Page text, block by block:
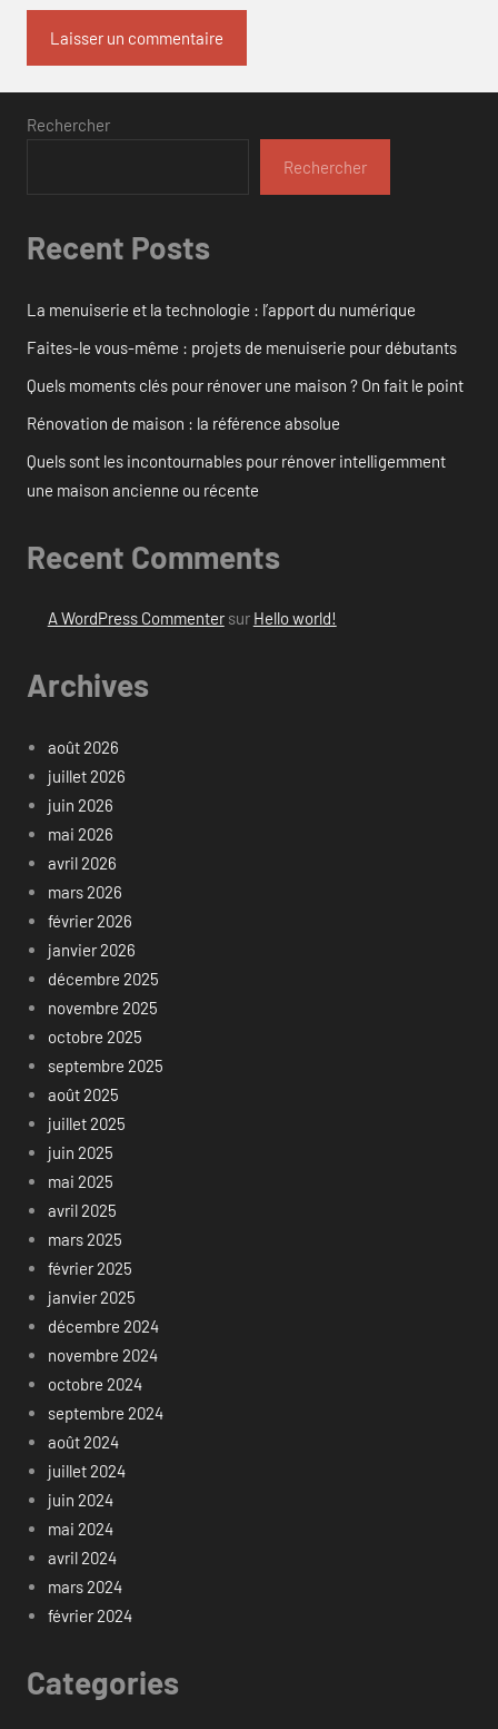
Rechercher
Rechercher
Recent Posts
La menuiserie et la technologie : l’apport du numérique
Faites-le vous-même : projets de menuiserie pour débutants
Quels moments clés pour rénover une maison ? On fait le point
Rénovation de maison : la référence absolue
Quels sont les incontournables pour rénover intelligemment
une maison ancienne ou récente
Recent Comments
A WordPress Commentersur Hello world!
Archives
août 2026
juillet 2026
juin 2026
mai 2026
avril 2026
mars 2026
février 2026
janvier 2026
décembre 2025
novembre 2025
octobre 2025
septembre 2025
août 2025
juillet 2025
juin 2025
mai 2025
avril 2025
mars 2025
février 2025
janvier 2025
décembre 2024
novembre 2024
octobre 2024
septembre 2024
août 2024
juillet 2024
juin 2024
mai 2024
avril 2024
mars 2024
février 2024
Categories